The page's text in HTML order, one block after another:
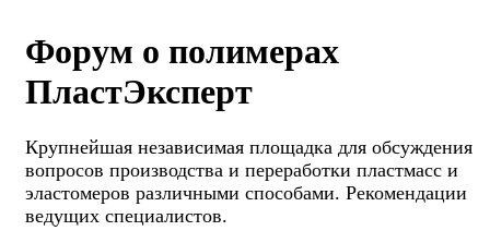
Форум о полимерах
ПластЭксперт
Крупнейшая независимая площадка для обсуждения
вопросов производства и переработки пластмасс и
эластомеров различными способами. Рекомендации
ведущих специалистов.